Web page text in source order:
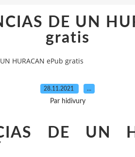
DE UN
gratis
HURACAN ePub gratis
28.11.2021 …
Par hidivury
DE UN